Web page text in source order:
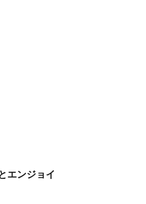
エンジョイ